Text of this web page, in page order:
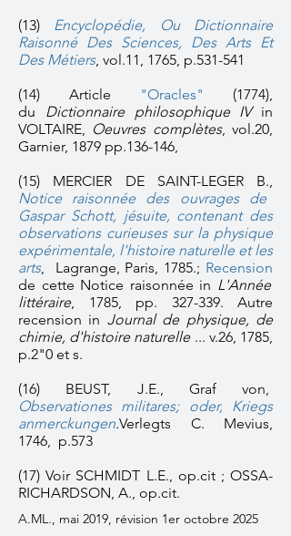
(13) Encyclopédie, Ou Dictionnaire
Raisonné Des Sciences, Des Arts Et
Des Métiers, vol.11, 1765, p.531-541
(14) Article "Oracles" (1774),
du Dictionnaire philosophique IV in
VOLTAIRE, Oeuvres complètes, vol.20,
Garnier, 1879 pp.136-146,
(15) MERCIER DE SAINT-LEGER B.,
Notice raisonnée des ouvrages de
Gaspar Schott, jésuite, contenant des
observations curieuses sur la physique
expérimentale, l'histoire naturelle et les
arts, Lagrange, Paris, 1785.; Recension
de cette Notice raisonnée in L'Année
littéraire, 1785, pp. 327-339. Autre
recension in Journal de physique, de
chimie, d'histoire naturelle ... v.26, 1785,
p.2"0 et s.
(16) BEUST, J.E., Graf von,
Observationes militares; oder, Kriegs
anmerckungen.Verlegts C. Mevius,
1746, p.573
(17)Voir SCHMIDT L.E., op.cit ; OSSA-
RICHARDSON, A., op.cit.
A.ML., mai 2019, révision 1er octobre 2025